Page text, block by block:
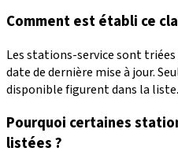
Comment est établi ce
Les stations-service sont triées
date de dernière mise à jour.
disponible figurent dans la liste.
Pourquoi certaines
listées ?